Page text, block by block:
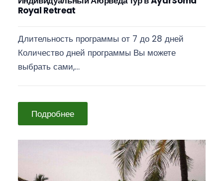
Royal Retreat
Длительность программы от 7 до 28 дней
Количество дней программы Вы можете
выбрать сами,…
Подробнее